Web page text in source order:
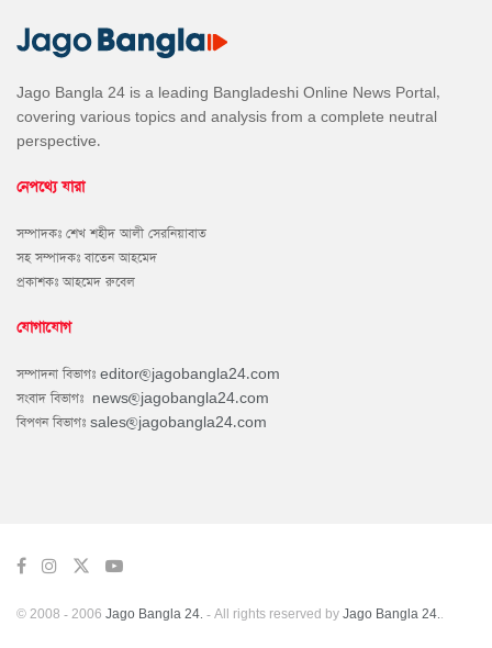
Jago Bangla 24 is a leading Bangladeshi Online News Portal,
covering various topics and analysis from a complete neutral
perspective.
নেপথ্যে যারা
সম্পাদকঃ শেখ শহীদ আলী সেরনিয়াবাত
সহ সম্পাদকঃ বাতেন আহমেদ
প্রকাশকঃ আহমেদ রুবেল
যোগাযোগ
সম্পাদনা বিভাগঃ editor@jagobangla24.com
সংবাদ বিভাগঃ news@jagobangla24.com
বিপণন বিভাগঃ sales@jagobangla24.com
© 2008 - 2006 Jago Bangla 24. - All rights reserved by Jago Bangla 24..